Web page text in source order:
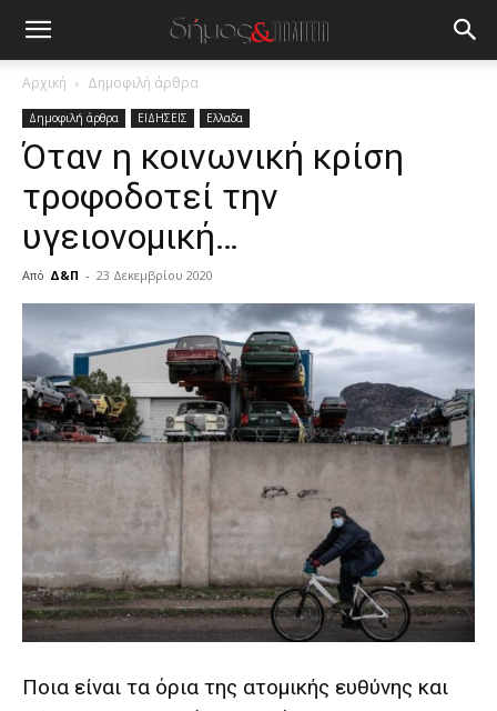
Αρχική Δημοφιλή άρθρα
Δημοφιλή άρθρα ΕΙΔΗΣΕΙΣ Ελλαδα
Όταν η κοινωνική κρίση
τροφοδοτεί την
υγειονομική…
Από Δ&Π - 23 Δεκεμβρίου 2020
blonde
lesbians
very
hot
cam
show.desi
xxx
brandi
teaches
you
the
meaning
of
pain.
hd
Ποια είναι τα όρια της ατομικής ευθύνης και